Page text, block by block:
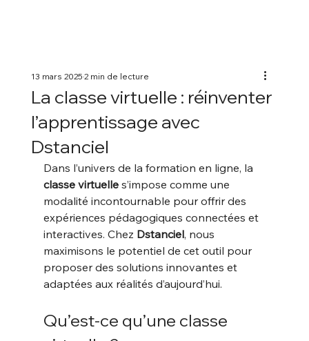
La classe virtuelle : réinventer
l’apprentissage avec
Dstanciel
13 mars 20252 min de lecture
Dans l’univers de la formation en ligne, la
classe virtuelle s’impose comme une
modalité incontournable pour offrir des
expériences pédagogiques connectées et
interactives. Chez Dstanciel, nous
maximisons le potentiel de cet outil pour
proposer des solutions innovantes et
adaptées aux réalités d’aujourd’hui.
Qu’est-ce qu’une classe